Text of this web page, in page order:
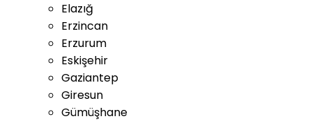
Elazığ
Erzincan
Erzurum
Eskişehir
Gaziantep
Giresun
Gümüşhane